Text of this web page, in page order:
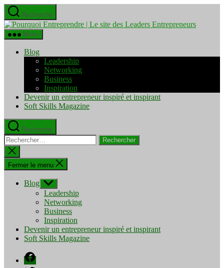
Aller
au
contenu
Recherche
Pourquoi
Menu
Blog
Leadership
Networking
Business
Inspiration
Devenir un entrepreneur inspiré et inspirant
Soft Skills Magazine
Recherche
Rechercher :
Fermer
la
recherche
Fermer le menu
Blog Afficher
le
sous-
menu
Leadership
Networking
Business
Inspiration
Devenir un entrepreneur inspiré et inspirant
Soft Skills Magazine
Facebook